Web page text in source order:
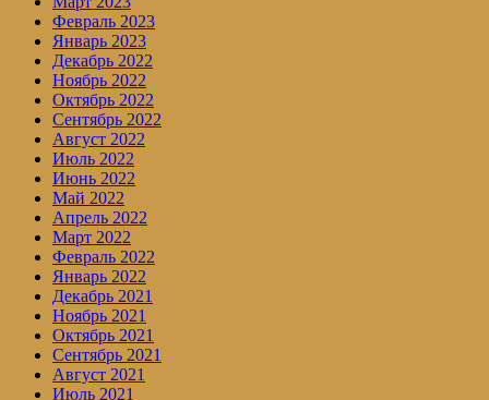
Февраль 2023
Январь 2023
Декабрь 2022
Ноябрь 2022
Октябрь 2022
Сентябрь 2022
Август 2022
Июль 2022
Июнь 2022
Май 2022
Апрель 2022
Март 2022
Февраль 2022
Январь 2022
Декабрь 2021
Ноябрь 2021
Октябрь 2021
Сентябрь 2021
Август 2021
Июль 2021